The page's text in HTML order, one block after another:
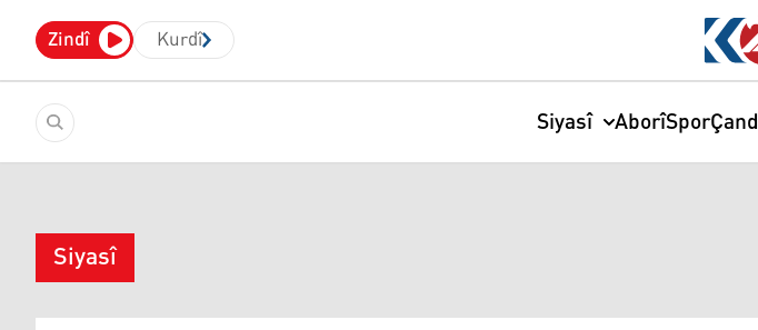
Zindî Kurdî
Siyasî AborîSporÇand
Siyasî